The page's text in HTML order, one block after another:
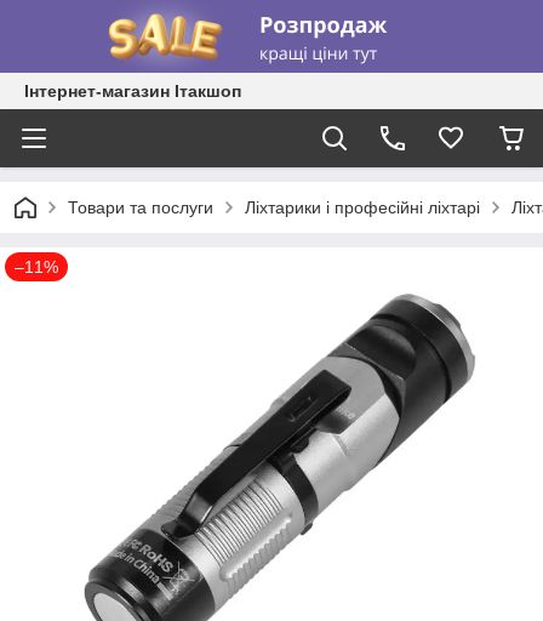
Інтернет-магазин Ітакшоп
Товари та послуги Ліхтарики і професійні ліхтарі
–11%